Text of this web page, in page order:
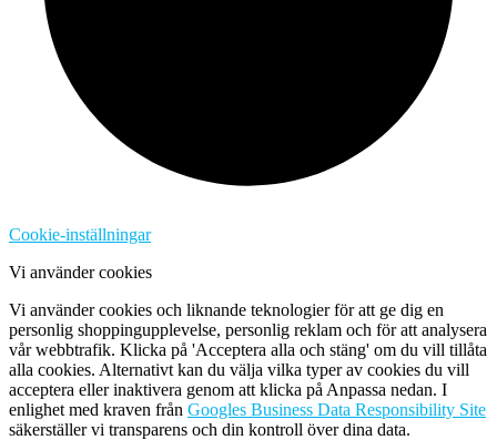
Cookie-inställningar
Vi använder cookies
Vi använder cookies och liknande teknologier för att ge dig en
personlig shoppingupplevelse, personlig reklam och för att analysera
vår webbtrafik. Klicka på 'Acceptera alla och stäng' om du vill tillåta
alla cookies. Alternativt kan du välja vilka typer av cookies du vill
acceptera eller inaktivera genom att klicka på Anpassa nedan. I
enlighet med kraven från Googles Business Data Responsibility Site
säkerställer vi transparens och din kontroll över dina data.